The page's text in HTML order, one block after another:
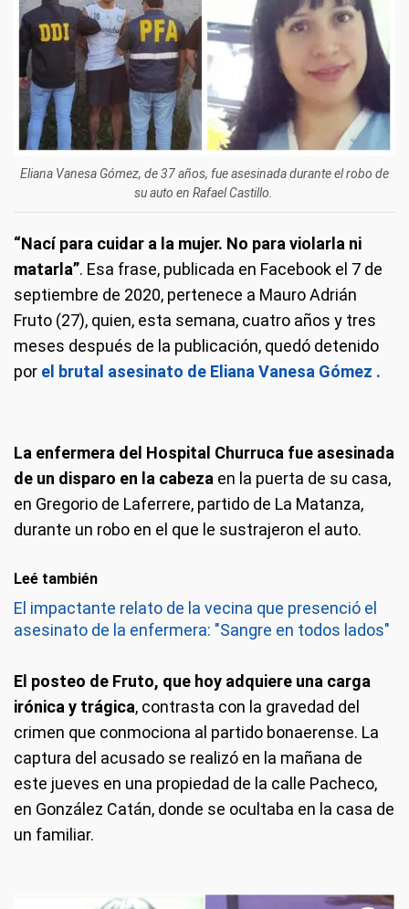
Eliana Vanesa Gómez, de 37 años, fue asesinada durante el robo de
su auto en Rafael Castillo.
“Nací para cuidar a la mujer. No para violarla ni
matarla”. Esa frase, publicada en Facebook el 7 de
septiembre de 2020, pertenece a Mauro Adrián
Fruto (27), quien, esta semana, cuatro años y tres
meses después de la publicación, quedó detenido
por el brutal asesinato de Eliana Vanesa Gómez .
La enfermera del Hospital Churruca fue asesinada
de un disparo en la cabeza en la puerta de su casa,
en Gregorio de Laferrere, partido de La Matanza,
durante un robo en el que le sustrajeron el auto.
Leé también
El impactante relato de la vecina que presenció el
asesinato de la enfermera: "Sangre en todos lados"
El posteo de Fruto, que hoy adquiere una carga
irónica y trágica, contrasta con la gravedad del
crimen que conmociona al partido bonaerense. La
captura del acusado se realizó en la mañana de
este jueves en una propiedad de la calle Pacheco,
en González Catán, donde se ocultaba en la casa de
un familiar.